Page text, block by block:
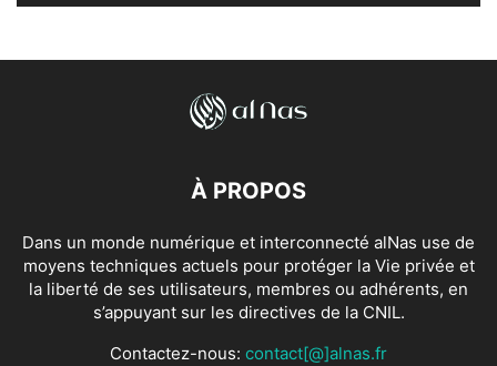
À PROPOS
Dans un monde numérique et interconnecté alNas use de
moyens techniques actuels pour protéger la Vie privée et
la liberté de ses utilisateurs, membres ou adhérents, en
s’appuyant sur les directives de la CNIL.
Contactez-nous: contact[@]alnas.fr